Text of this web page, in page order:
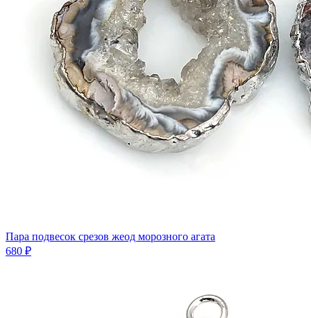
Пара подвесок срезов жеод морозного агата
680 ₽